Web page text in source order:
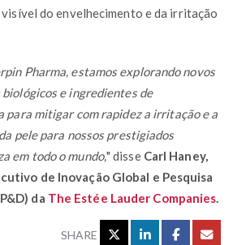
do envelhecimento e da irritação
Pharma, estamos explorando novos
biológicos e ingredientes de
para mitigar com rapidez a irritação e a
pele para nossos prestigiados
em todo o mundo," disse Carl Haney,
de Inovação Global e Pesquisa
da The Estée Lauder Companies
SHARE